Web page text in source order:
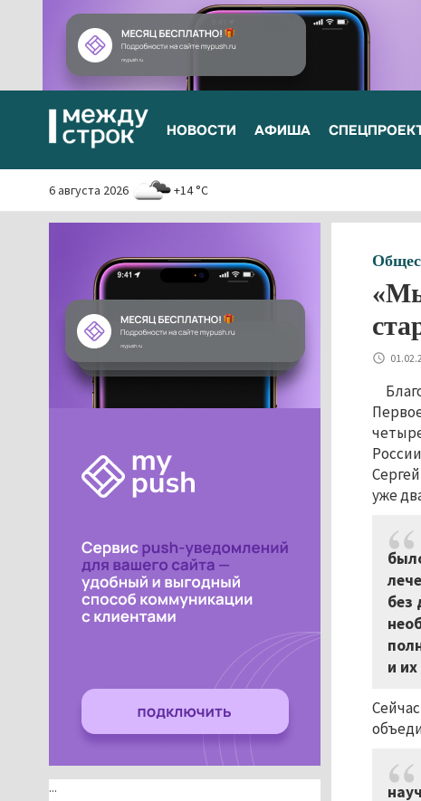
НОВОСТИ АФИША
6 августа 2026 +14 °C
уже
без
и
...